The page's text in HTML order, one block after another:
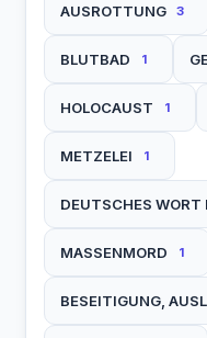
AUSROTTUNG 3
BLUTBAD 1
HOLOCAUST 1
METZELEI 1
DEUTSCHES WORT
MASSENMORD 1
BESEITIGUNG,